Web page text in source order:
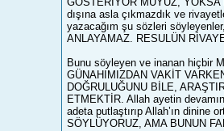
dışına asla çıkmazdık ve
yazacağım şu sözleri
ANLAYAMAZ. RESULÜN
Bunu söyleyen ve inanan hiçbir
GÜNAHIMIZDAN VAKİT
DOĞRULUĞUNU BİLE,
ETMEKTİR. Allah ayetin
adeta putlaştırıp Allah’ın dinine
SÖYLÜYORUZ, AMA BUNUN